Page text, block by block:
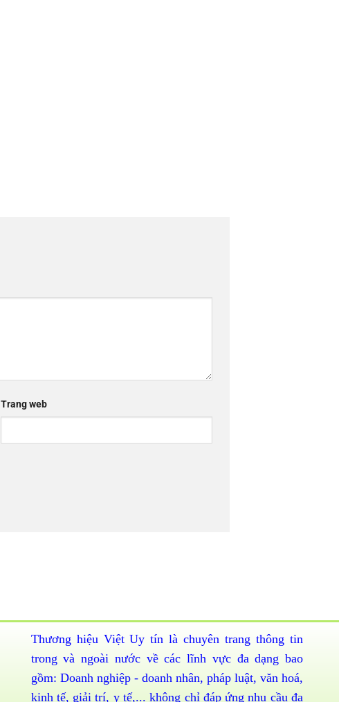
Trang web
Thương hiệu Việt Uy tín là chuyên trang thông tin
trong và ngoài nước về các lĩnh vực đa dạng bao
gồm: Doanh nghiệp - doanh nhân, pháp luật, văn hoá,
kinh tế, giải trí, y tế,... không chỉ đáp ứng nhu cầu đa